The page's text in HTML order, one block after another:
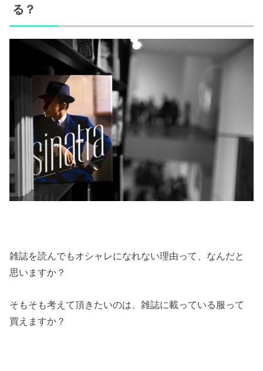
る？
雑誌を読んでもオシャレになれない理由って、なんだと
思いますか？
そもそも考えて頂きたいのは、雑誌に載っている服って
買えますか？